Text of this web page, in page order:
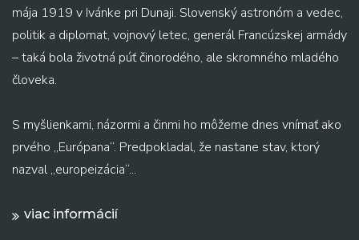
mája 1919 v Ivánke pri Dunaji. Slovenský astronóm a vedec,
politik a diplomat, vojnový letec, generál Francúzskej armády
– taká bola životná púť činorodého, ale skromného mladého
človeka.
S myšlienkami, názormi a činmi ho môžeme dnes vnímať ako
prvého „Európana“. Predpokladal, že nastane stav, ktorý
nazval „europeizácia“...
viac informácií